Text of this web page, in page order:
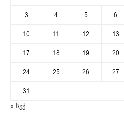
3
4 5 6
10
11 12 13
17
18 19 20
24
25 26 27
31
« სექ